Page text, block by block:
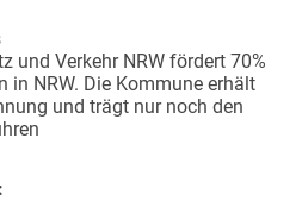
und Verkehr NRW fördert 70%
in NRW. Die Kommune erhält
und trägt nur noch den